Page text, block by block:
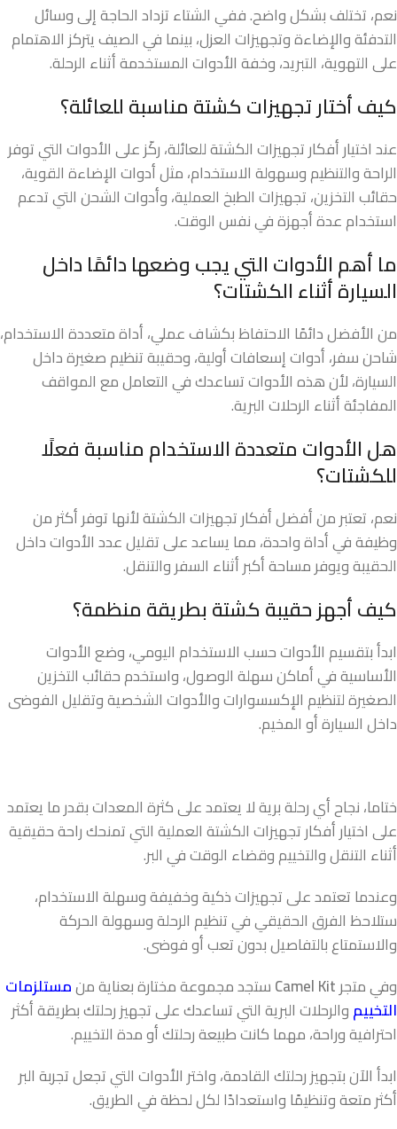
نعم، تختلف بشكل واضح. ففي الشتاء تزداد الحاجة إلى وسائل
التدفئة والإضاءة وتجهيزات العزل، بينما في الصيف يتركز الاهتمام
على التهوية، التبريد، وخفة الأدوات المستخدمة أثناء الرحلة.
كيف أختار تجهيزات كشتة مناسبة للعائلة؟
عند اختيار أفكار تجهيزات الكشتة للعائلة، ركّز على الأدوات التي توفر
الراحة والتنظيم وسهولة الاستخدام، مثل أدوات الإضاءة القوية،
حقائب التخزين، تجهيزات الطبخ العملية، وأدوات الشحن التي تدعم
استخدام عدة أجهزة في نفس الوقت.
ما أهم الأدوات التي يجب وضعها دائمًا داخل
السيارة أثناء الكشتات؟
من الأفضل دائمًا الاحتفاظ بكشاف عملي، أداة متعددة الاستخدام،
شاحن سفر، أدوات إسعافات أولية، وحقيبة تنظيم صغيرة داخل
السيارة، لأن هذه الأدوات تساعدك في التعامل مع المواقف
المفاجئة أثناء الرحلات البرية.
هل الأدوات متعددة الاستخدام مناسبة فعلًا
للكشتات؟
نعم، تعتبر من أفضل أفكار تجهيزات الكشتة لأنها توفر أكثر من
وظيفة في أداة واحدة، مما يساعد على تقليل عدد الأدوات داخل
الحقيبة ويوفر مساحة أكبر أثناء السفر والتنقل.
كيف أجهز حقيبة كشتة بطريقة منظمة؟
ابدأ بتقسيم الأدوات حسب الاستخدام اليومي، وضع الأدوات
الأساسية في أماكن سهلة الوصول، واستخدم حقائب التخزين
الصغيرة لتنظيم الإكسسوارات والأدوات الشخصية وتقليل الفوضى
داخل السيارة أو المخيم.
ختاما، نجاح أي رحلة برية لا يعتمد على كثرة المعدات بقدر ما يعتمد
على اختيار أفكار تجهيزات الكشتة العملية التي تمنحك راحة حقيقية
أثناء التنقل والتخييم وقضاء الوقت في البر.
وعندما تعتمد على تجهيزات ذكية وخفيفة وسهلة الاستخدام،
ستلاحظ الفرق الحقيقي في تنظيم الرحلة وسهولة الحركة
والاستمتاع بالتفاصيل بدون تعب أو فوضى.
وفي متجرCamel Kitستجد مجموعة مختارة بعناية منمستلزمات
التخييموالرحلات البرية التي تساعدك على تجهيز رحلتك بطريقة أكثر
احترافية وراحة، مهما كانت طبيعة رحلتك أو مدة التخييم.
ابدأ الآن بتجهيز رحلتك القادمة، واختر الأدوات التي تجعل تجربة البر
أكثر متعة وتنظيمًا واستعدادًا لكل لحظة في الطريق.